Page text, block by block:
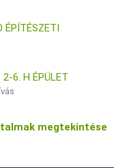
ÉPÍTÉSZETI
2-6. H ÉPÜLET
megtekintése